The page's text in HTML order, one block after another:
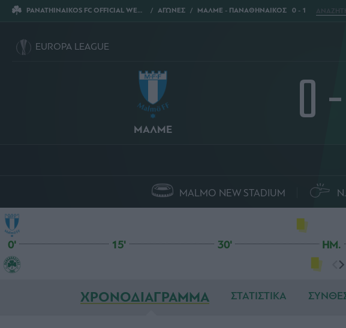
PANATHINAIKOS FC OFFICIAL WEBSITE ΑΓΩΝΕΣ ΜΑΛΜΕ - ΠΑΝΑΘΗΝΑΙΚΟΣ 0 - 1
EUROPA LEAGUE
ΜΑΛΜΕ 0
MALMO NEW STADIUM
0' 15' 30' HM.
ΧΡΟΝΟΔΙΑΓΡΑΜΜΑ ΣΤΑΤΙΣΤΙΚΑ